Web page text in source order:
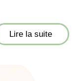
Lire la suite